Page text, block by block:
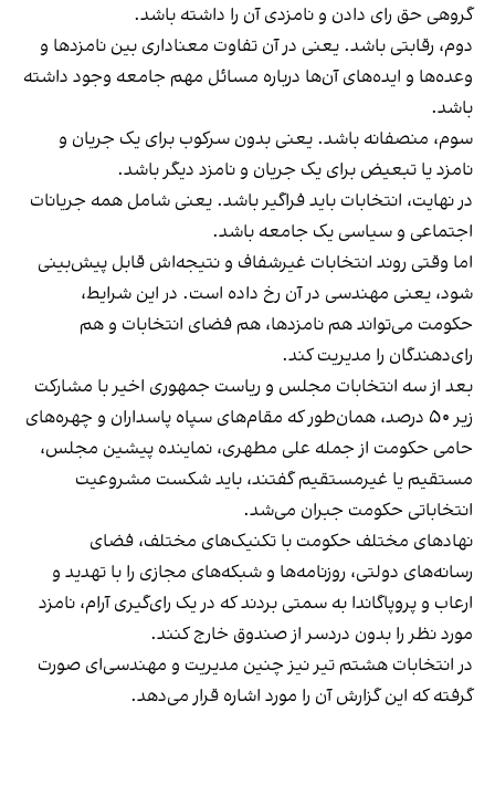
گروهی حق رای دادن و نامزدی آن را داشته باشد.
دوم، رقابتی باشد. یعنی در آن تفاوت معناداری بین نامزدها و
وعده‌ها و ایده‌های آن‌ها درباره مسائل مهم جامعه وجود داشته
باشد.
سوم، منصفانه باشد. یعنی بدون سرکوب برای یک جریان و
نامزد یا تبعیض برای یک جریان و نامزد دیگر باشد.
در نهایت، انتخابات باید فراگیر باشد. یعنی شامل همه جریانات
اجتماعی و سیاسی یک جامعه باشد.
اما وقتی روند انتخابات غیرشفاف و نتیجه‌اش قابل پیش‌بینی
‌شود، یعنی مهندسی در آن رخ داده است. در این شرایط،
حکومت می‌تواند هم نامزدها، هم فضای انتخابات و هم
رای‌دهندگان را مدیریت ‌کند.
بعد از سه انتخابات مجلس و ریاست جمهوری اخیر با مشارکت
زیر ۵۰ درصد، همان‌طور که مقام‌های سپاه پاسداران و چهره‌های
حامی حکومت از جمله علی مطهری، نماینده پیشین مجلس،
مستقیم یا غیرمستقیم گفتند، باید شکست مشروعیت
انتخاباتی حکومت جبران می‌شد.
نهادهای مختلف حکومت با تکنیک‌های مختلف، فضای
رسانه‌های دولتی، روزنامه‌ها و شبکه‌های مجازی را با تهدید و
ارعاب و پروپاگاندا به سمتی بردند که در یک را‌ی‌گیری آرام، نامزد
مورد نظر را بدون دردسر از صندوق خارج کنند.
در انتخابات هشتم تیر نیز چنین مدیریت و مهندسی‌ای صورت
گرفته که این گزارش آن را مورد اشاره قرار می‌دهد.